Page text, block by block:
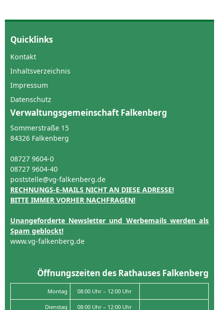
Quicklinks
Kontakt
Inhaltsverzeichnis
Impressum
Datenschutz
Verwaltungsgemeinschaft Falkenberg
Sommerstraße 15
84326 Falkenberg
08727 9604-0
08727 9604-40
poststelle@vg-falkenberg.de
RECHNUNGS-E-MAILS NICHT AN DIESE ADRESSE!
BITTE IMMER VORHER NACHFRAGEN!
Unangeforderte Newsletter und Werbemails werden als
Spam geblockt!
www.vg-falkenberg.de
Öffnungszeiten des Rathauses Falkenberg
Montag 08:00 Uhr – 12:00 Uhr
Dienstag 08:00 Uhr – 12:00 Uhr